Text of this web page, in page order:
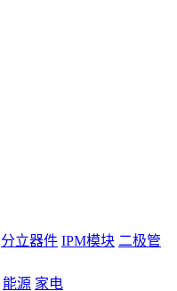
分立器件 IPM模块 二极管
能源 家电